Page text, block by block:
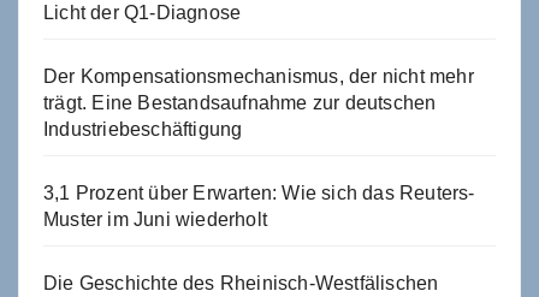
Licht der Q1-Diagnose
Der Kompensationsmechanismus, der nicht mehr
trägt. Eine Bestandsaufnahme zur deutschen
Industriebeschäftigung
3,1 Prozent über Erwarten: Wie sich das Reuters-
Muster im Juni wiederholt
Die Geschichte des Rheinisch-Westfälischen